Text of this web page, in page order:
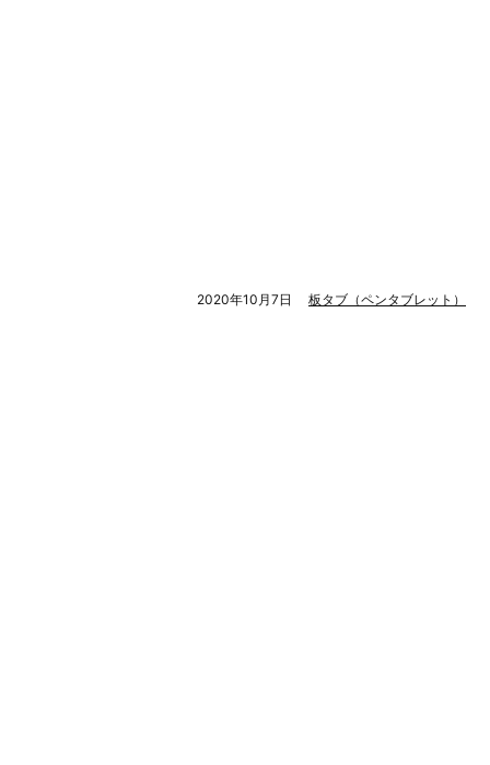
2020年10月7日 板タブ（ペンタブレット）